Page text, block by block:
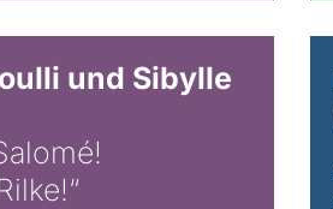
und Sibylle